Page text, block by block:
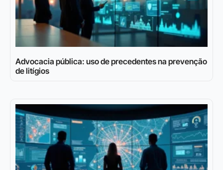
Advocacia pública: uso de precedentes na prevenção
de litígios